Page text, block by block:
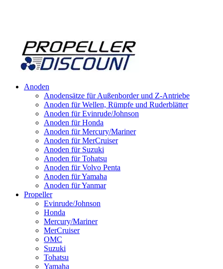
Anoden
Anodensätze für Außenborder und Z-Antriebe
Anoden für Wellen, Rümpfe und Ruderblätter
Anoden für Evinrude/Johnson
Anoden für Honda
Anoden für Mercury/Mariner
Anoden für MerCruiser
Anoden für Suzuki
Anoden für Tohatsu
Anoden für Volvo Penta
Anoden für Yamaha
Anoden für Yanmar
Propeller
Evinrude/Johnson
Honda
Mercury/Mariner
MerCruiser
OMC
Suzuki
Tohatsu
Yamaha